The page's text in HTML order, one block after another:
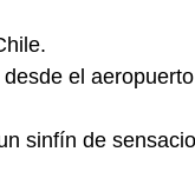
el
sinfín de